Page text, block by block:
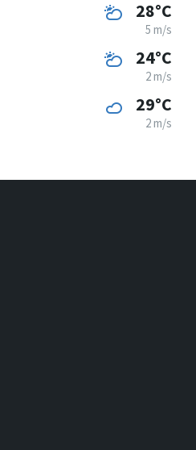
28°C
5 m/s
24°C
2 m/s
29°C
2 m/s